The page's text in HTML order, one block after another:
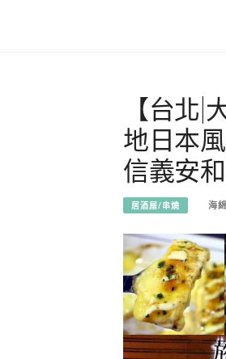
【台北
地日本
信義安
居酒屋/串燒 海